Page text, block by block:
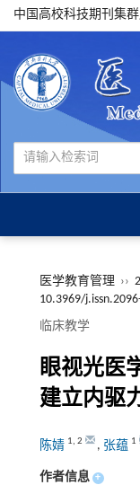
中国高校科技期刊集
医学教育管理 ››
10.3969/
临床教学
眼视光医
建立内驱
陈婧 1, 2 , 张蕴 1
作者信息 +